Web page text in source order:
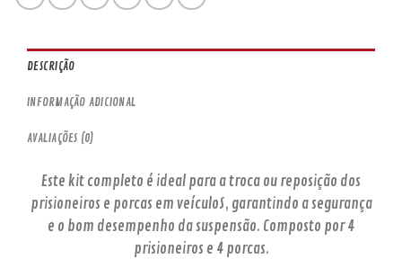
DESCRIÇÃO
INFORMAÇÃO ADICIONAL
AVALIAÇÕES (0)
Este kit completo é ideal para a troca ou reposição dos
prisioneiros e porcas em veículoS, garantindo a segurança
e o bom desempenho da suspensão. Composto por 4
prisioneiros e 4 porcas.